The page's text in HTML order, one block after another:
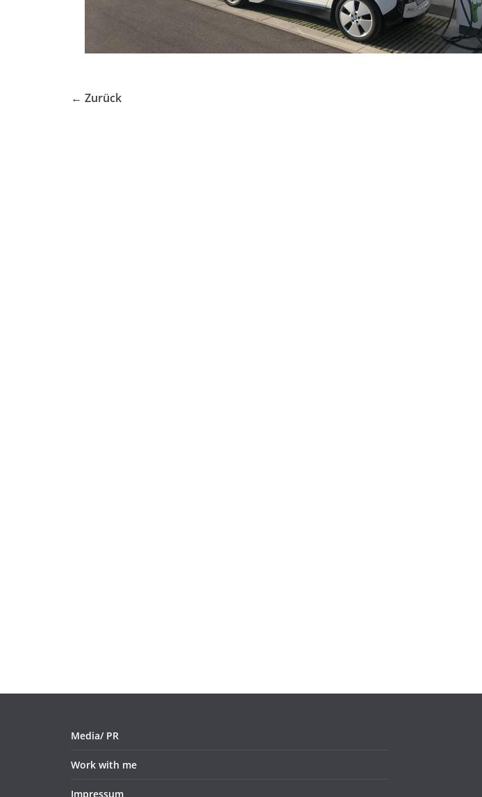
← Zurück
Media/ PR
Work with me
Impressum